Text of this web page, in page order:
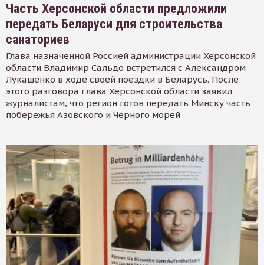
Часть Херсонской области предложили
передать Беларуси для строительства
санаториев
Глава назначенной Россией администрации Херсонской
области Владимир Сальдо встретился с Александром
Лукашенко в ходе своей поездки в Беларусь. После
этого разговора глава Херсонской области заявил
журналистам, что регион готов передать Минску часть
побережья Азовского и Черного морей